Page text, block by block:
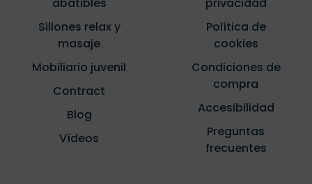
abatibles
Sillones relax y
masaje
Mobiliario juvenil
Contract
Blog
Vídeos
privacidad
Política de
cookies
Condiciones de
compra
Accesibilidad
Preguntas
frecuentes